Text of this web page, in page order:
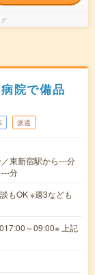
院で備品
派遣
東新宿駅から---分
分
もOK ※週3なども
～09:00※ 上記